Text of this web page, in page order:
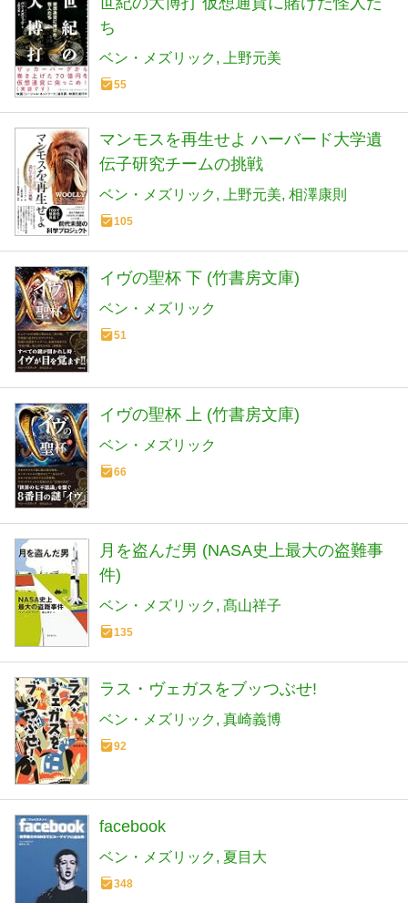
ち
ベン・メズリック 上野元美
55
マンモスを再生せよ ハーバード大学遺
伝子研究チームの挑戦
ベン・メズリック 上野元美 相澤康則
105
イヴの聖杯 下 (竹書房文庫)
ベン・メズリック
51
イヴの聖杯 上 (竹書房文庫)
ベン・メズリック
66
月を盗んだ男 (NASA史上最大の盗難事
件)
ベン・メズリック 髙山祥子
135
ラス・ヴェガスをブッつぶせ!
ベン・メズリック 真崎義博
92
facebook
ベン・メズリック 夏目大
348